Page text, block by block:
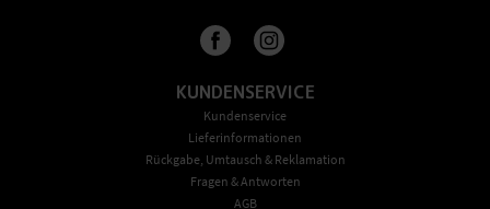
KUNDENSERVICE
Kundenservice
Lieferinformationen
Rückgabe, Umtausch & Reklamation
Fragen & Antworten
AGB